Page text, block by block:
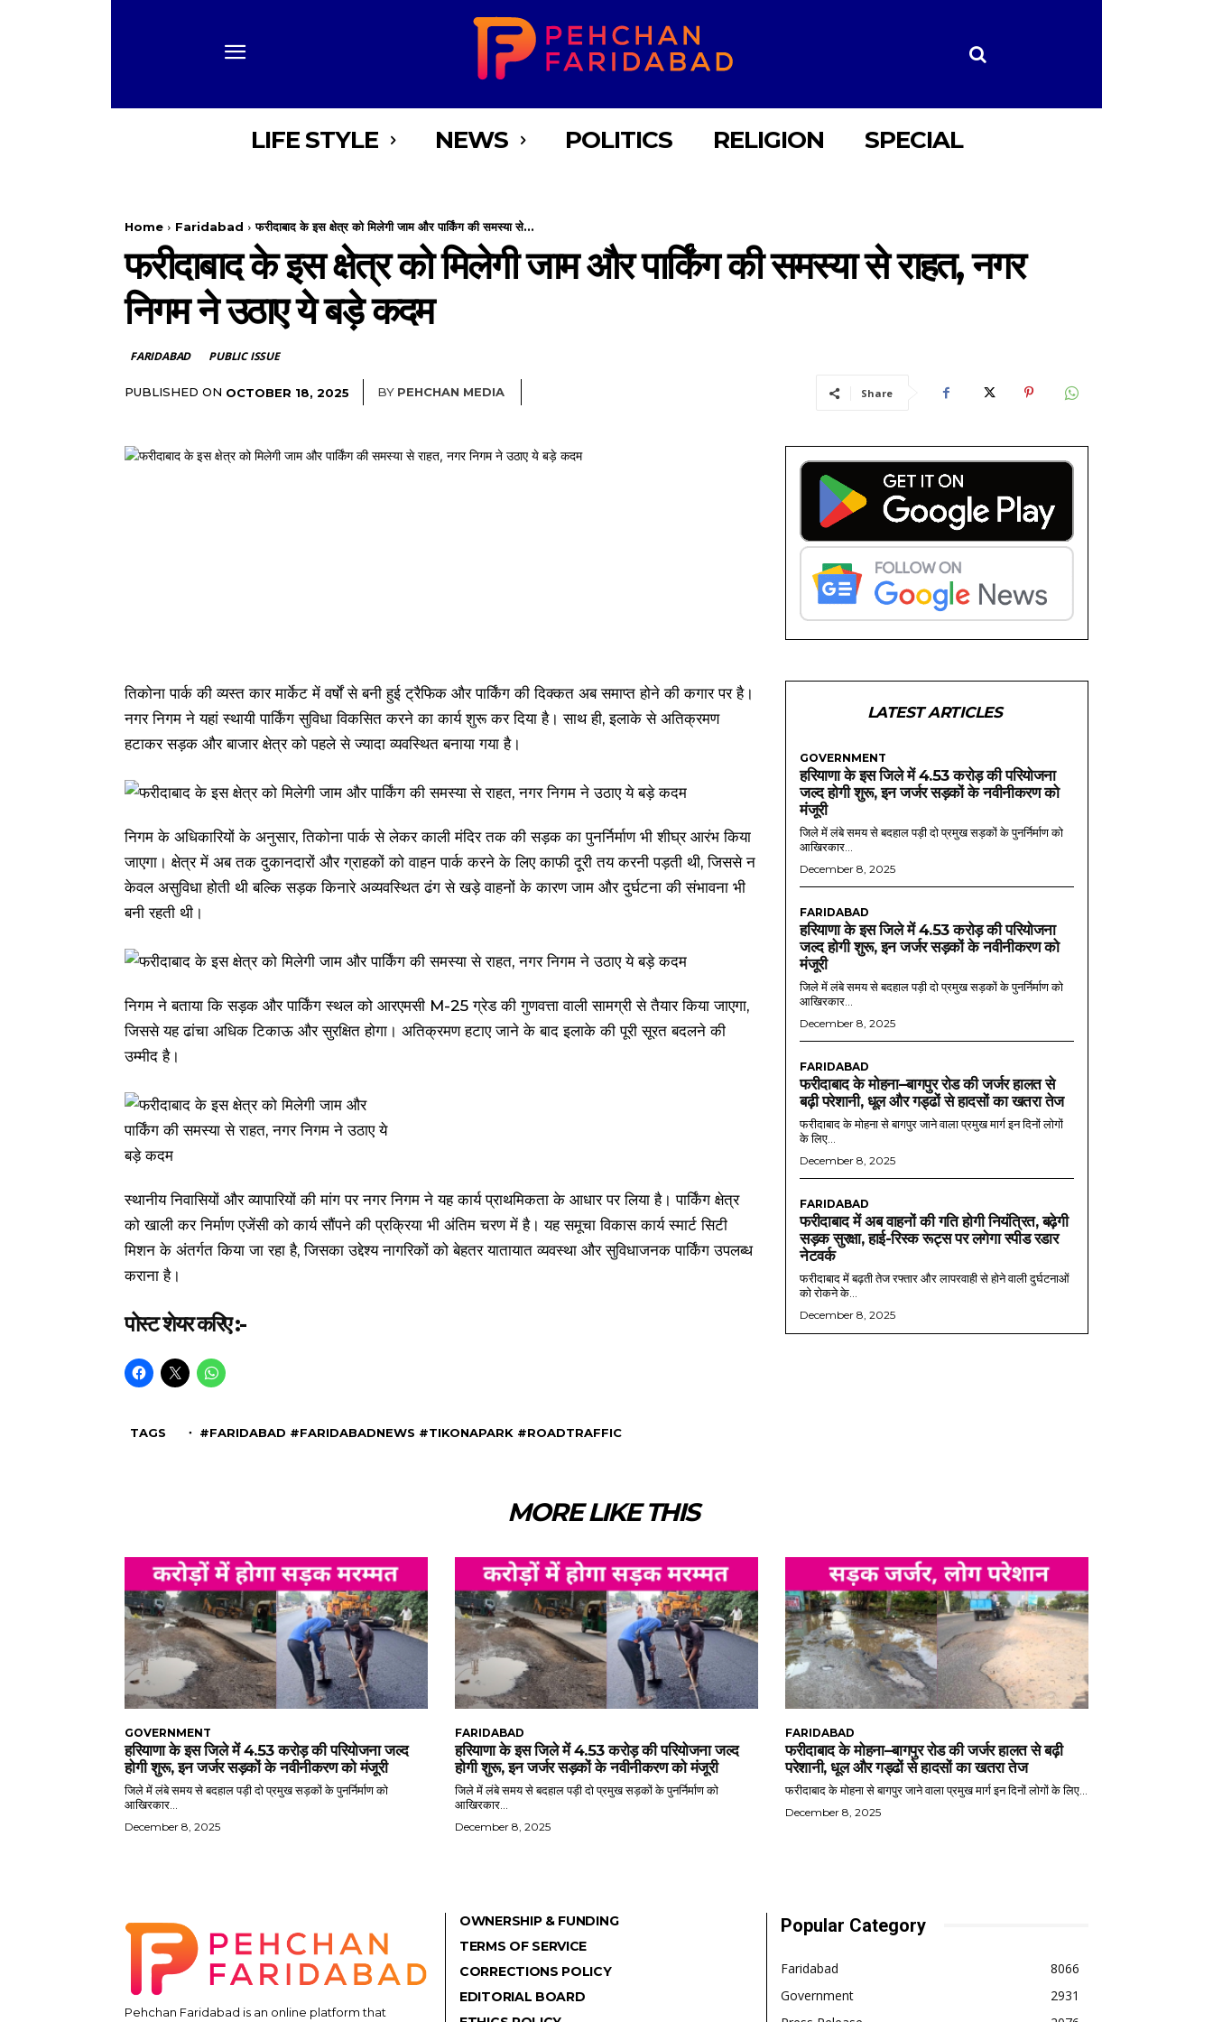
LIFE STYLE NEWS POLITICS RELIGION SPECIAL
Home Faridabad फरीदाबाद के इस क्षेत्र को मिलेगी जाम और पार्किंग की समस्या से...
फरीदाबाद के इस क्षेत्र को मिलेगी जाम और पार्किंग की समस्या से राहत, नगर
निगम ने उठाए ये बड़े कदम
FARIDABAD PUBLIC ISSUE
PUBLISHED ON OCTOBER 18, 2025 BY PEHCHAN MEDIA Share
तिकोना पार्क की व्यस्त कार मार्केट में वर्षों से बनी हुई ट्रैफिक और पार्किंग की दिक्कत अब समाप्त होने की कगार पर है।
नगर निगम ने यहां स्थायी पार्किंग सुविधा विकसित करने का कार्य शुरू कर दिया है। साथ ही, इलाके से अतिक्रमण
हटाकर सड़क और बाजार क्षेत्र को पहले से ज्यादा व्यवस्थित बनाया गया है।
निगम के अधिकारियों के अनुसार, तिकोना पार्क से लेकर काली मंदिर तक की सड़क का पुनर्निर्माण भी शीघ्र आरंभ किया
जाएगा। क्षेत्र में अब तक दुकानदारों और ग्राहकों को वाहन पार्क करने के लिए काफी दूरी तय करनी पड़ती थी, जिससे न
केवल असुविधा होती थी बल्कि सड़क किनारे अव्यवस्थित ढंग से खड़े वाहनों के कारण जाम और दुर्घटना की संभावना भी
बनी रहती थी।
निगम ने बताया कि सड़क और पार्किंग स्थल को आरएमसी M-25 ग्रेड की गुणवत्ता वाली सामग्री से तैयार किया जाएगा,
जिससे यह ढांचा अधिक टिकाऊ और सुरक्षित होगा। अतिक्रमण हटाए जाने के बाद इलाके की पूरी सूरत बदलने की
उम्मीद है।
स्थानीय निवासियों और व्यापारियों की मांग पर नगर निगम ने यह कार्य प्राथमिकता के आधार पर लिया है। पार्किंग क्षेत्र
को खाली कर निर्माण एजेंसी को कार्य सौंपने की प्रक्रिया भी अंतिम चरण में है। यह समूचा विकास कार्य स्मार्ट सिटी
मिशन के अंतर्गत किया जा रहा है, जिसका उद्देश्य नागरिकों को बेहतर यातायात व्यवस्था और सुविधाजनक पार्किंग उपलब्ध
कराना है।
पोस्ट शेयर करिए :-
TAGS ・ #FARIDABAD #FARIDABADNEWS #TIKONAPARK #ROADTRAFFIC
LATEST ARTICLES
GOVERNMENT
हरियाणा के इस जिले में 4.53 करोड़ की परियोजना
जल्द होगी शुरू, इन जर्जर सड़कों के नवीनीकरण को
मंजूरी
जिले में लंबे समय से बदहाल पड़ी दो प्रमुख सड़कों के पुनर्निर्माण को
आखिरकार...
December 8, 2025
FARIDABAD
हरियाणा के इस जिले में 4.53 करोड़ की परियोजना
जल्द होगी शुरू, इन जर्जर सड़कों के नवीनीकरण को
मंजूरी
जिले में लंबे समय से बदहाल पड़ी दो प्रमुख सड़कों के पुनर्निर्माण को
आखिरकार...
December 8, 2025
FARIDABAD
फरीदाबाद के मोहना–बागपुर रोड की जर्जर हालत से
बढ़ी परेशानी, धूल और गड्ढों से हादसों का खतरा तेज
फरीदाबाद के मोहना से बागपुर जाने वाला प्रमुख मार्ग इन दिनों लोगों
के लिए...
December 8, 2025
FARIDABAD
फरीदाबाद में अब वाहनों की गति होगी नियंत्रित, बढ़ेगी
सड़क सुरक्षा, हाई-रिस्क रूट्स पर लगेगा स्पीड रडार
नेटवर्क
फरीदाबाद में बढ़ती तेज रफ्तार और लापरवाही से होने वाली दुर्घटनाओं
को रोकने के...
December 8, 2025
MORE LIKE THIS
GOVERNMENT
हरियाणा के इस जिले में 4.53 करोड़ की परियोजना जल्द
होगी शुरू, इन जर्जर सड़कों के नवीनीकरण को मंजूरी
जिले में लंबे समय से बदहाल पड़ी दो प्रमुख सड़कों के पुनर्निर्माण को
आखिरकार...
December 8, 2025
FARIDABAD
हरियाणा के इस जिले में 4.53 करोड़ की परियोजना जल्द
होगी शुरू, इन जर्जर सड़कों के नवीनीकरण को मंजूरी
जिले में लंबे समय से बदहाल पड़ी दो प्रमुख सड़कों के पुनर्निर्माण को
आखिरकार...
December 8, 2025
FARIDABAD
फरीदाबाद के मोहना–बागपुर रोड की जर्जर हालत से बढ़ी
परेशानी, धूल और गड्ढों से हादसों का खतरा तेज
फरीदाबाद के मोहना से बागपुर जाने वाला प्रमुख मार्ग इन दिनों लोगों के लिए...
December 8, 2025
Pehchan Faridabad is an online platform that
OWNERSHIP & FUNDING
TERMS OF SERVICE
CORRECTIONS POLICY
EDITORIAL BOARD
Popular Category
Faridabad
8066
Government
2931